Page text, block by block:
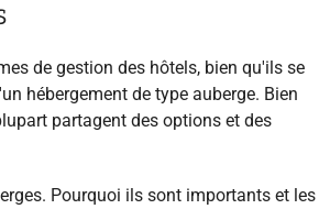
de gestion des hôtels, bien qu'ils se
hébergement de type auberge. Bien
partagent des options et des
Pourquoi ils sont importants et les